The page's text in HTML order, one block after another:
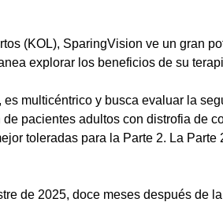
(KOL), SparingVision ve un gran
explorar los beneficios de su
multicéntrico y busca evaluar la
pacientes adultos con distrofia de
toleradas para la Parte 2. La
de 2025, doce meses después de